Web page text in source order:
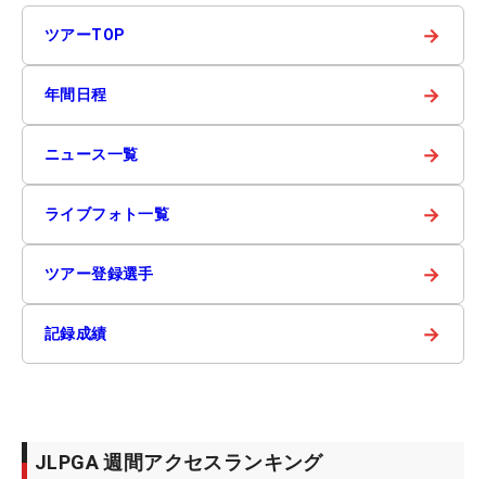
ツアーTOP →
年間日程 →
ニュース一覧 →
ライブフォト一覧 →
ツアー登録選手 →
記録成績 →
JLPGA 週間アクセスランキング